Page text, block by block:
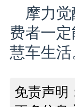
摩力
费者一
慧车生活
免责声明